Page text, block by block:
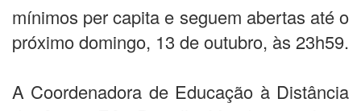
mínimos per capita e seguem abertas até o
próximo domingo, 13 de outubro, às 23h59.
A Coordenadora de Educação à Distância